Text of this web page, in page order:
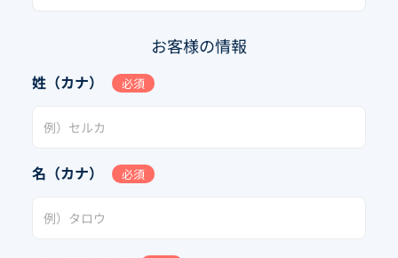
お客様の情報
姓（カナ） 必須
名（カナ） 必須